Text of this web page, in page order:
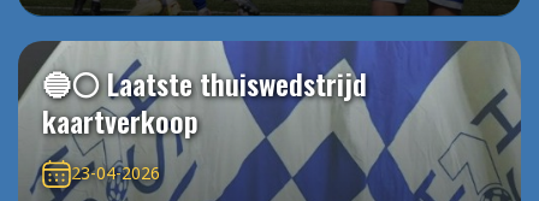
🔵⚪️ Laatste thuiswedstrijd
kaartverkoop
23-04-2026